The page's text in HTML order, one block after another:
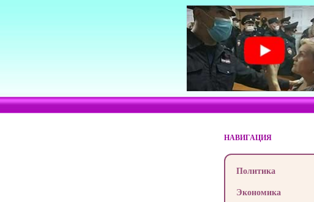
НАВИГАЦИЯ
Политика
Экономика